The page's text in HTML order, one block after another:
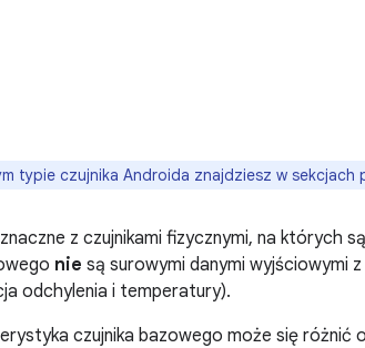
typie czujnika Androida znajdziesz w sekcjach
z czujnikami fizycznymi, na których
nie są surowymi danymi wyjściowymi
odchylenia i temperatury).
czujnika bazowego może się różnić